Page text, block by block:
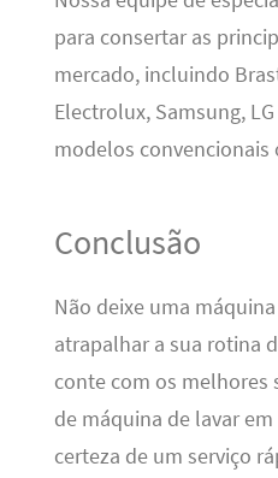
para consertar as
mercado, incluindo
Electrolux, Samsung,
modelos convencionais
Conclusão
Não deixe uma
atrapalhar a sua rotina
conte com os melhores
de máquina de lavar
certeza de um serviço